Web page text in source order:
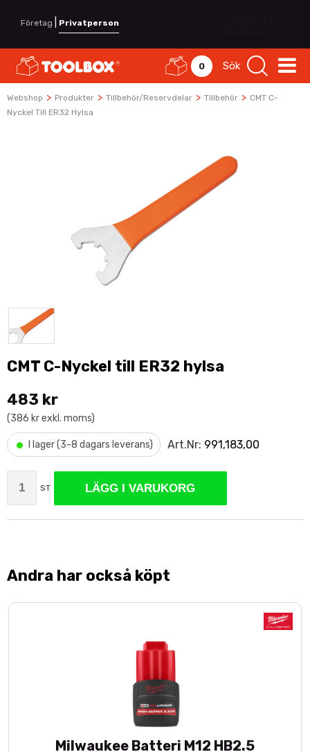
Företag Privatperson
0 Sök
Webshop > Produkter > Tillbehör/Reservdelar > Tillbehör > CMT C-
Nyckel Till ER32 Hylsa
CMT C-Nyckel till ER32 hylsa
483 kr
(386 kr exkl. moms)
• I lager (3-8 dagars leverans) Art.Nr: 991,183,00
ST LÄGG I VARUKORG
Andra har också köpt
Milwaukee Batteri M12 HB2.5